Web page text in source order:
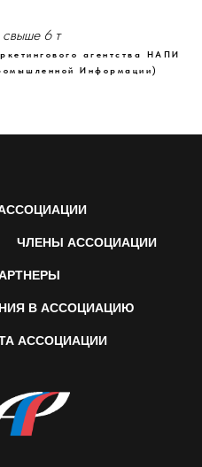
свыше 6 т
агентства НАПИ
Информации)
ЧЛЕНЫ АССОЦИАЦИИ
В АССОЦИАЦИЮ
АССОЦИАЦИИ